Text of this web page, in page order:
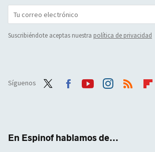
Suscribiéndote aceptas nuestra política de privacidad
Síguenos
En Espinof hablamos de...